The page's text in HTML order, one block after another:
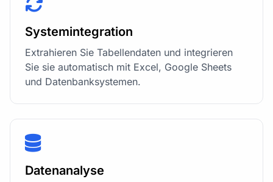
Systemintegration
Extrahieren Sie Tabellendaten und integrieren
Sie sie automatisch mit Excel, Google Sheets
und Datenbanksystemen.
Datenanalyse